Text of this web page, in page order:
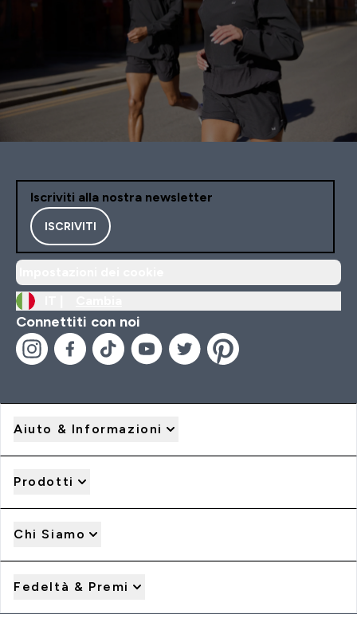
Iscriviti alla nostra newsletter
ISCRIVITI
Connettiti con noi
Aiuto & Informazioni
Prodotti
Chi Siamo
Fedeltà & Premi